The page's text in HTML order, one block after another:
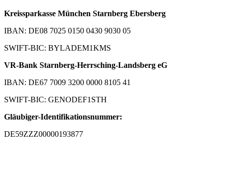
Kreissparkasse München Starnberg Ebersberg
IBAN: DE08 7025 0150 0430 9030 05
SWIFT-BIC: BYLADEM1KMS
VR-Bank Starnberg-Herrsching-Landsberg eG
IBAN: DE67 7009 3200 0000 8105 41
SWIFT-BIC: GENODEF1STH
Gläubiger-Identifikationsnummer:
DE59ZZZ00000193877